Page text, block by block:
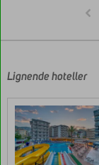
Lignende hoteller